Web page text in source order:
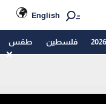
English
فلسطين طقس